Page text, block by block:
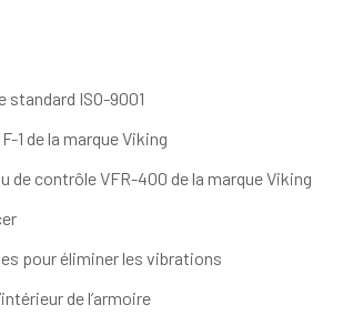
ISO-9001
1 de la marque Viking
de contrôle VFR-400 de la marque Viking
pour éliminer les vibrations
de l’armoire